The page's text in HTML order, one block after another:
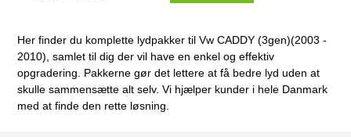
Her finder du komplette lydpakker til Vw CADDY (3gen)(2003 -
2010), samlet til dig der vil have en enkel og effektiv
opgradering. Pakkerne gør det lettere at få bedre lyd uden at
skulle sammensætte alt selv. Vi hjælper kunder i hele Danmark
med at finde den rette løsning.